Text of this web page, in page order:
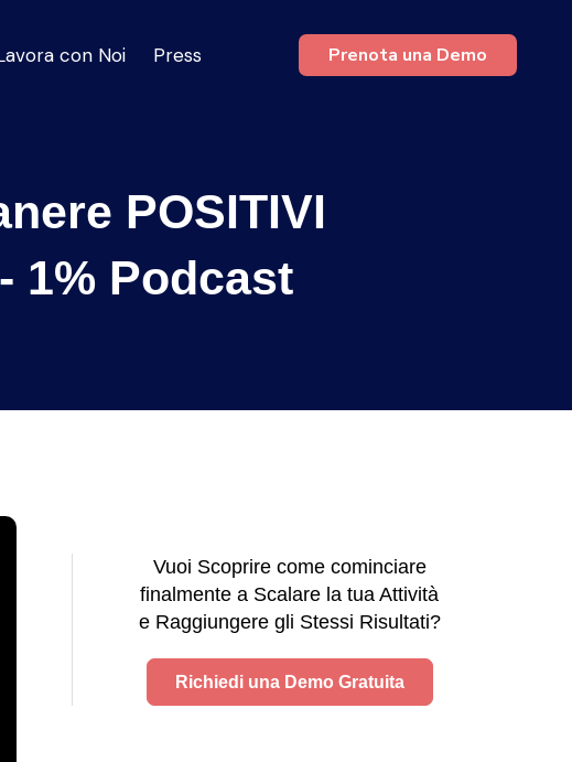
con Noi Press Prenota una Demo
POSITIVI
1% Podcast
Vuoi Scoprire come cominciare
finalmente a Scalare la tua Attività
e Raggiungere gli Stessi Risultati?
Richiedi una Demo Gratuita